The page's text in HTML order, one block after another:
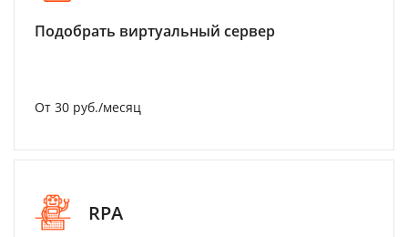
Подобрать виртуальный сервер
От 30 руб./месяц
RPA